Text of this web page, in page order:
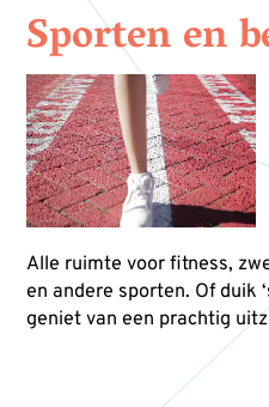
Sporten en
Alle ruimte voor fitness,
en andere sporten. Of duik
geniet van een prachtig